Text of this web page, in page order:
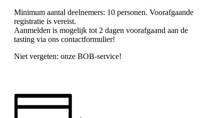
Minimum aantal deelnemers: 10 personen. Voorafgaande
registratie is vereist.
Aanmelden is mogelijk tot 2 dagen voorafgaand aan de
tasting via ons contactformulier!
Niet vergeten: onze BOB-service!